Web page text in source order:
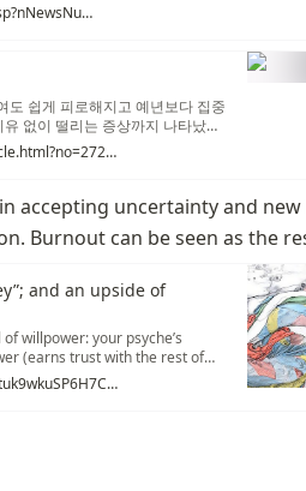
https://mindgil.com/client/board/view.asp?nNewsNumb=20190167649&nCate=C01&nCateM=M1002
도 쉽게 피로해지고 예년보다 집중
없이 떨리는 증상까지 나타났다.
시지 않는다. 목 뒷부분이 항상 뭉
전 다친 어깨는 쉽게 낫지 않고 밤
https://www.mdon.co.kr/mobile/article.html?no=27283
accepting uncertainty and
Burnout can be seen as the
and an upside of
willpower: your psyche’s
(earns trust with the rest of
https://www.lesswrong.com/posts/xtuk9wkuSP6H7CcE2/ayn-rand-s-model-of-living-money-and-an-upside-of-burnout